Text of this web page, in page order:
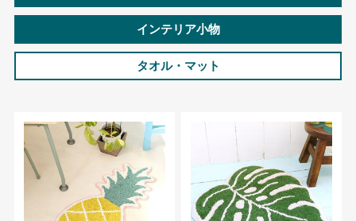
インテリア小物
タオル・マット